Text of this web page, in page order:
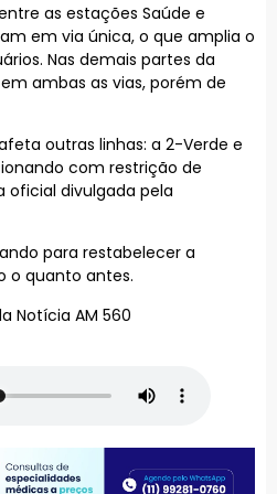
as estações Saúde e
em via única, o que amplia o
Nas demais partes da
ambas as vias, porém de
outras linhas: a 2-Verde e
com restrição de
oficial divulgada pela
para restabelecer a
o quanto antes.
Notícia AM 560